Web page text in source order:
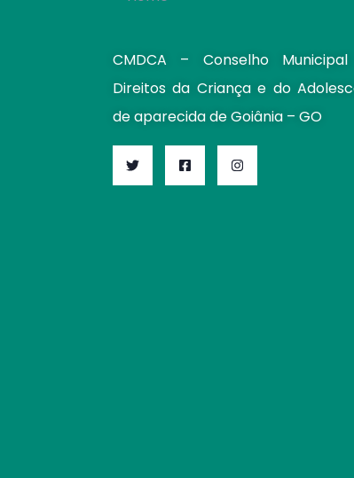
CMDCA – Conselho
Direitos da Criança e do
de aparecida de Goiânia – GO